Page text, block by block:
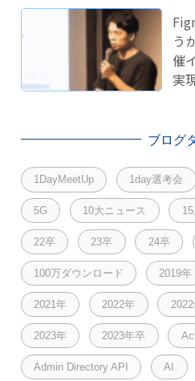
う
催
実
ブログ
1DayMeetUp 1day選考会
5G 10大ニュース
22卒 23卒 24卒
100万ダウンロード 2019年
2021年 2022年
2023年 2023年卒
Admin Directory API AI